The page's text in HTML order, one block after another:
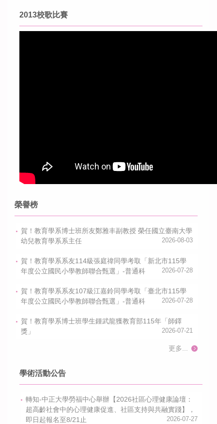
2013校歌比賽
榮譽榜
賀！教育學系博士班所友鄭雅丰副教授 榮任國立臺南大學
幼兒教育學系系主任
2026-08-03
賀！教育學系系友114級張庭禕同學考取「新北市115學
年度公立國民小學教師聯合甄選」-普通科
2026-07-28
賀！教育學系系友107級江嘉鈴同學考取「臺北市115學
年度公立國民小學教師聯合甄選」-普通科
2026-07-28
賀！教育學系博士班學生鍾武龍獲教育部115年「師鐸
獎」
2026-07-21
更多...
學術活動公告
轉知-中正大學勞福中心舉辦【2026社區心理健康論壇：
超高齡社會中的心理健康促進、社區支持與共融實踐】，
即日起報名至8/21止
2026-07-27